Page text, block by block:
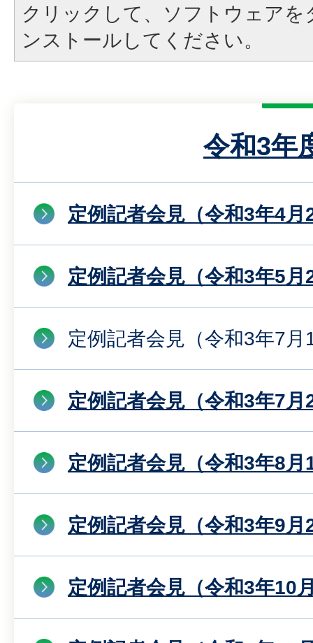
クリックして、ソフトウェア
ンストールしてください。
令和3年
定例記者会見（令和3年4月
定例記者会見（令和3年5月
定例記者会見（令和3年7月
定例記者会見（令和3年7月
定例記者会見（令和3年8月
定例記者会見（令和3年9月
定例記者会見（令和3年10